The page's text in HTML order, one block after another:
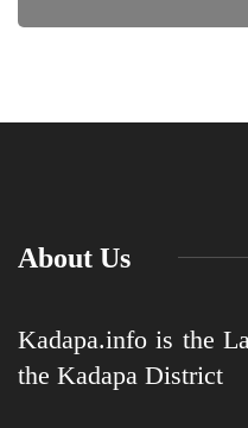
About Us
Kadapa.info is the
the Kadapa District